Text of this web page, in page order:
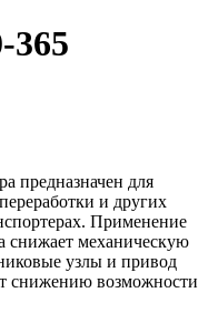
365
предназначен для
и других
Применение
снижает механическую
узлы и привод
снижению возможности